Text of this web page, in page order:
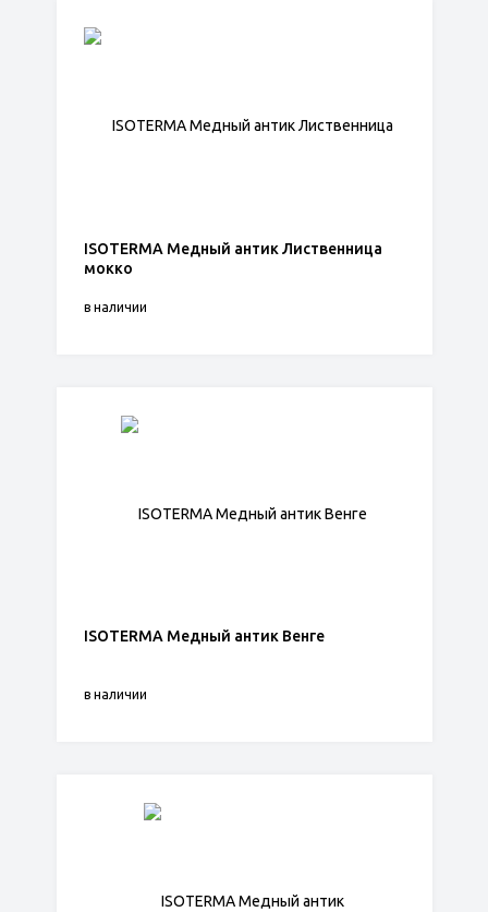
ISOTERMA Медный антик Лиственница
мокко
в наличии
ISOTERMA Медный антик Венге
в наличии